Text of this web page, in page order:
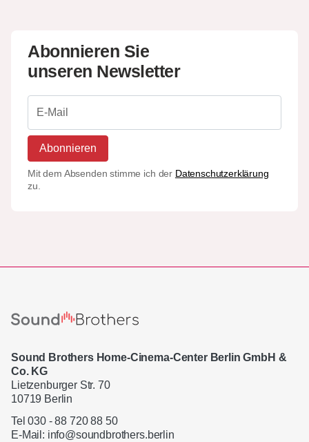
Abonnieren Sie
unseren Newsletter
Abonnieren
Mit dem Absenden stimme ich der Datenschutzerklärung
zu.
Sound Brothers Home-Cinema-Center Berlin GmbH &
Co. KG
Lietzenburger Str. 70
10719 Berlin
Tel 030 - 88 720 88 50
E-Mail: info@soundbrothers.berlin